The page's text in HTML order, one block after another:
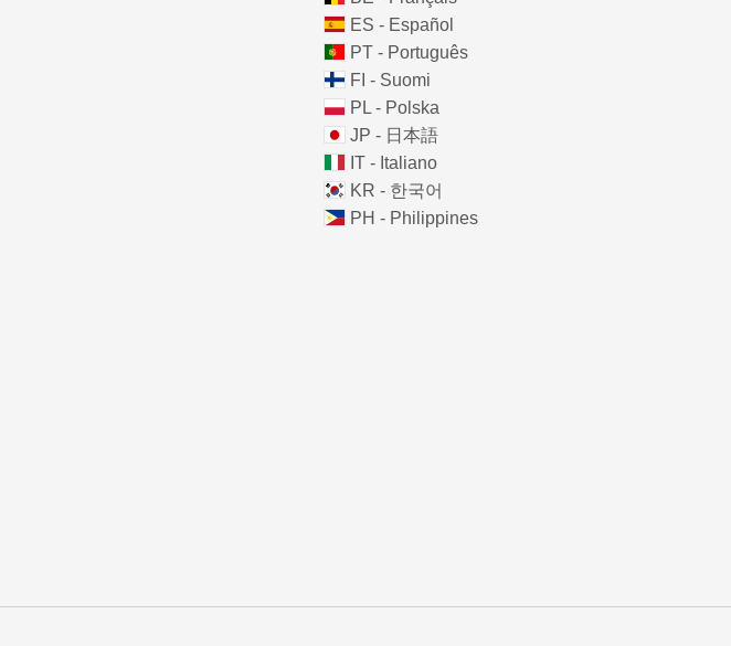
ES - Español
PT - Português
FI - Suomi
PL - Polska
JP - 日本語
IT - Italiano
KR - 한국어
PH - Philippines